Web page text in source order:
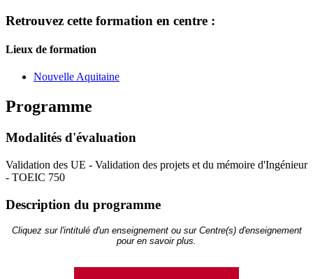
Retrouvez cette formation en centre :
Lieux de formation
Nouvelle Aquitaine
Programme
Modalités d'évaluation
Validation des UE - Validation des projets et du mémoire d'Ingénieur
- TOEIC 750
Description du programme
Cliquez sur l'intitulé d'un enseignement ou sur Centre(s) d'enseignement
pour en savoir plus.